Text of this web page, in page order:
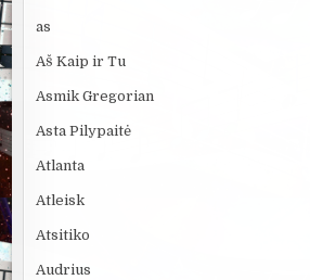
as
Aš Kaip ir Tu
Asmik Gregorian
Asta Pilypaitė
Atlanta
Atleisk
Atsitiko
Audrius